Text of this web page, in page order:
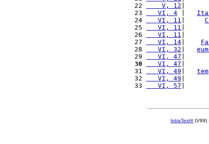
22
    V, 12
|
23
   VI, 4
24
   VI, 11
25
   VI, 11
|
26
   VI, 11
|
27
   VI, 14
28
   VI, 32
29
   VI, 47
30
   VI, 47
31
   VI, 49
32
   VI, 49
|
33
   VI, 57
|
IntraText®(V89)